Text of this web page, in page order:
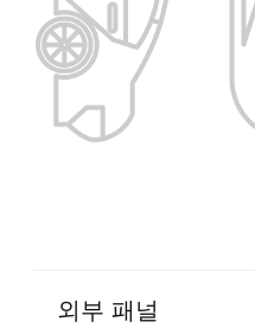
외부 패널